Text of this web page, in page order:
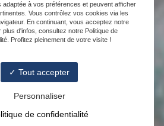
adaptée à vos préférences et peuvent afficher
Vous contrôlez vos cookies via les
En continuant, vous acceptez notre
plus d'infos, consultez notre Politique de
Profitez pleinement de votre visite !
Tout accepter
Personnaliser
de confidentialité